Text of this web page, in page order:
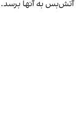
آتش‌بس به آنها برسد.